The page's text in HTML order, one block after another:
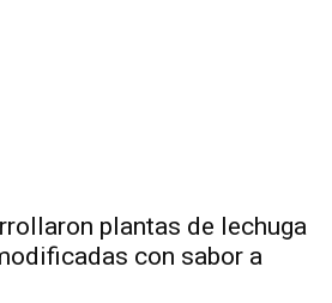
plantas de lechuga
con sabor a